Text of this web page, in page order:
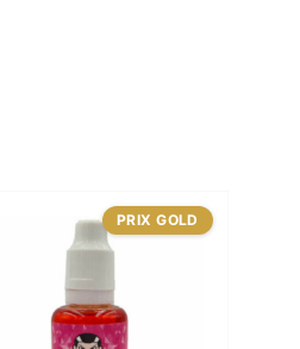
PRIX GOLD